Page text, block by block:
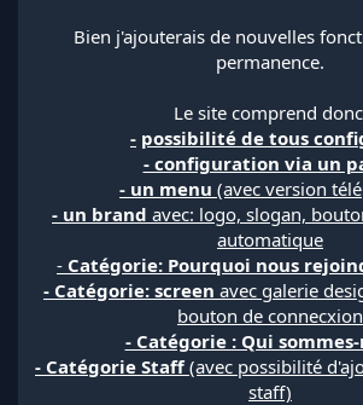
Bien j'ajouterais de nouvelles
permanence.
Le site comprend
- possibilité de tous
- configuration via un
- un menu (avec version
- un brand avec: logo, slogan,
automatique
- Catégorie: Pourquoi nous
- Catégorie: screen avec galerie
bouton de connecxion
- Catégorie : Qui sommes-
- Catégorie Staff(avec possibilité
staff)